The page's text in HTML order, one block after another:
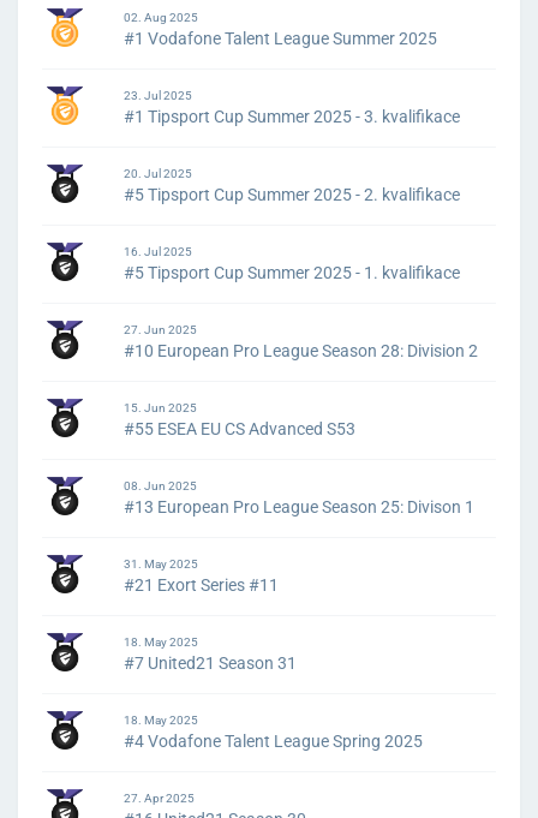
02. Aug 2025
#1 Vodafone Talent League Summer 2025
23. Jul 2025
#1 Tipsport Cup Summer 2025 - 3. kvalifikace
20. Jul 2025
#5 Tipsport Cup Summer 2025 - 2. kvalifikace
16. Jul 2025
#5 Tipsport Cup Summer 2025 - 1. kvalifikace
27. Jun 2025
#10 European Pro League Season 28: Division 2
15. Jun 2025
#55 ESEA EU CS Advanced S53
08. Jun 2025
#13 European Pro League Season 25: Divison 1
31. May 2025
#21 Exort Series #11
18. May 2025
#7 United21 Season 31
18. May 2025
#4 Vodafone Talent League Spring 2025
27. Apr 2025